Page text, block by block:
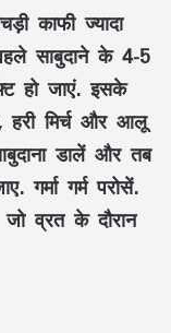
काफी ज्यादा
साबुदाने के 4-5
हो जाएं. इसके
हरी मिर्च और आलू
डालें और तब
गर्म परोसें.
जो व्रत के दौरान